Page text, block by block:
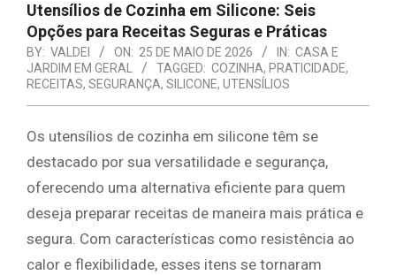
Utensílios de Cozinha em Silicone: Seis
Opções para Receitas Seguras e Práticas
BY: VALDEI ON: 25 DE MAIO DE 2026 IN: CASA E
JARDIM EM GERAL
TAGGED: COZINHA, PRATICIDADE,
RECEITAS, SEGURANÇA, SILICONE, UTENSÍLIOS
Os utensílios de cozinha em silicone têm se
destacado por sua versatilidade e segurança,
oferecendo uma alternativa eficiente para quem
deseja preparar receitas de maneira mais prática e
segura. Com características como resistência ao
calor e flexibilidade, esses itens se tornaram